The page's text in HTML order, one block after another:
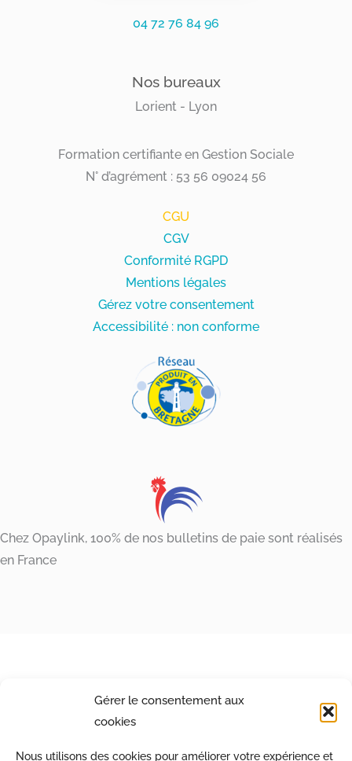
Gérer le consentement aux
cookies
Nous utilisons des cookies pour améliorer votre expérience et
04 72 76 84 96
Nos bureaux
Lorient - Lyon
Formation certifiante en Gestion Sociale
N° d’agrément : 53 56 09024 56
CGU
CGV
Conformité RGPD
Mentions légales
Gérez votre consentement
Accessibilité : non conforme
Chez Opaylink, 100% de nos bulletins de paie sont réalisés
en France